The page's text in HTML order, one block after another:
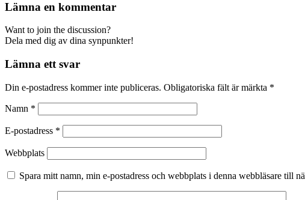
Lämna en kommentar
Want to join the discussion?
Dela med dig av dina synpunkter!
Lämna ett svar
Din e-postadress kommer inte publiceras. Obligatoriska fält är märkta *
Namn *
E-postadress *
Webbplats
Spara mitt namn, min e-postadress och webbplats i denna webbläsare till